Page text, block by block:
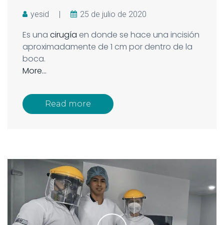
yesid 25 de julio de 2020
Es una cirugía en donde se hace una incisión
aproximadamente de 1 cm por dentro de la
boca.
More…
Read more